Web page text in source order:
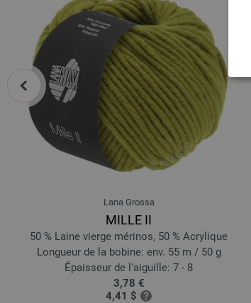
Lana Grossa
MILLE II
50 % Laine vierge mérinos, 50 % Acrylique
Longueur de la bobine: env. 55 m / 50 g
Épaisseur de l'aiguille: 7 - 8
3,78 €
4,41 $
prev